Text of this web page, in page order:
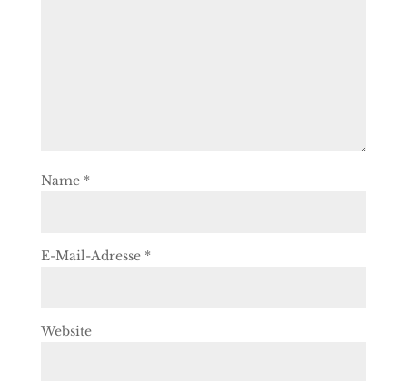
Name *
E-Mail-Adresse *
Website